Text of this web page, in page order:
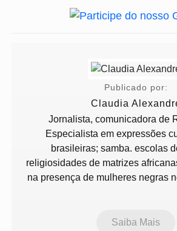
Publicado por:
Claudia
Jornalista, comunicadora de
Especialista em expressões
brasileiras; samba. escolas
religiosidades de matrizes
na presença de mulheres negras
Saiba Mais